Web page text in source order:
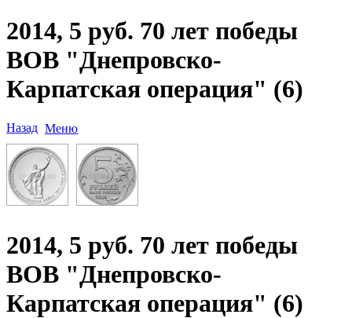
2014, 5 руб. 70 лет победы
ВОВ "Днепровско-
Карпатская операция" (6)
Назад Меню
2014, 5 руб. 70 лет победы
ВОВ "Днепровско-
Карпатская операция" (6)